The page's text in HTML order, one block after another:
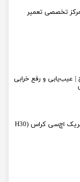
207 در کرج | مرکز تخصصی تعمیر
| عیب‌یابی و رفع خرابی
راهنمای خرید و نصب کروز کنترل فابریک اچ‌سی کراس (H30